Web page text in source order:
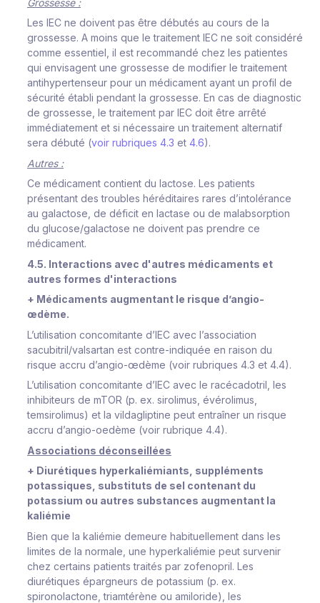
Les IEC ne doivent pas être débutés au cours de la
grossesse. A moins que le traitement IEC ne soit considéré
comme essentiel, il est recommandé chez les patientes
qui envisagent une grossesse de modifier le traitement
antihypertenseur pour un médicament ayant un profil de
sécurité établi pendant la grossesse. En cas de diagnostic
de grossesse, le traitement par IEC doit être arrêté
immédiatement et si nécessaire un traitement alternatif
sera débuté (voir rubriques 4.3 et 4.6).
Autres :
Ce médicament contient du lactose. Les patients
présentant des troubles héréditaires rares d’intolérance
au galactose, de déficit en lactase ou de malabsorption
du glucose/galactose ne doivent pas prendre ce
médicament.
4.5. Interactions avec d'autres médicaments et
autres formes d'interactions
+ Médicaments augmentant le risque d’angio-
œdème.
L’utilisation concomitante d’IEC avec l’association
sacubitril/valsartan est contre-indiquée en raison du
risque accru d’angio-œdème (voir rubriques 4.3 et 4.4).
L’utilisation concomitante d’IEC avec le racécadotril, les
inhibiteurs de mTOR (p. ex. sirolimus, évérolimus,
temsirolimus) et la vildagliptine peut entraîner un risque
accru d’angio-oedème (voir rubrique 4.4).
Associations déconseillées
+ Diurétiques hyperkaliémiants, suppléments
potassiques, substituts de sel contenant du
potassium ou autres substances augmentant la
kaliémie
Bien que la kaliémie demeure habituellement dans les
limites de la normale, une hyperkaliémie peut survenir
chez certains patients traités par zofenopril. Les
diurétiques épargneurs de potassium (p. ex.
spironolactone, triamtérène ou amiloride), les